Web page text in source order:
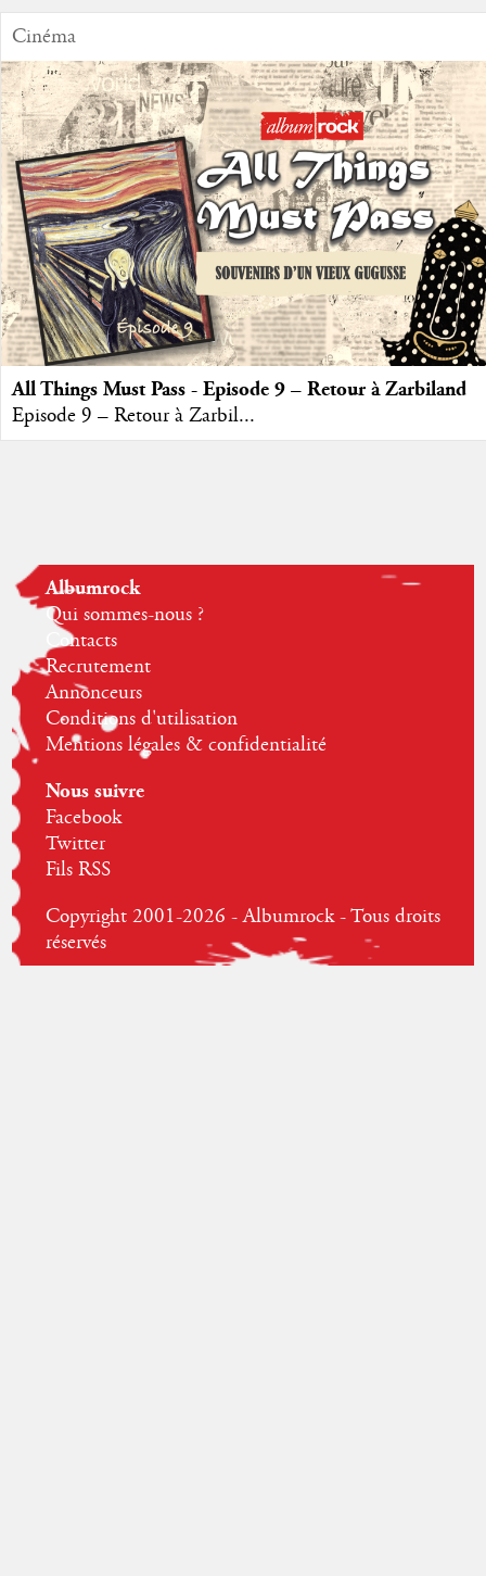
Cinéma
All Things Must Pass - Episode 9 – Retour à Zarbiland
Episode 9 – Retour à Zarbil...
Albumrock
Qui sommes-nous ?
Contacts
Recrutement
Annonceurs
Conditions d'utilisation
Mentions légales & confidentialité
Nous suivre
Facebook
Twitter
Fils RSS
Copyright 2001-2026 - Albumrock - Tous droits
réservés